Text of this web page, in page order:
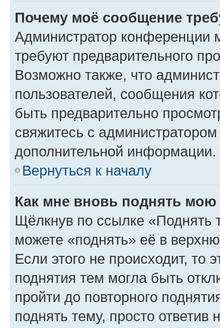
Почему моё сообщение
Администратор конференции
требуют предварительного
Возможно также, что
пользователей, сообщения
быть предварительно
свяжитесь с
дополнительной информации.
Вернуться к началу
Как мне вновь поднять мою
Щёлкнув по ссылке «Поднять
можете «поднять» её в
Если этого не происходит, то
поднятия тем могла быть
пройти до повторного
поднять тему, просто ответив